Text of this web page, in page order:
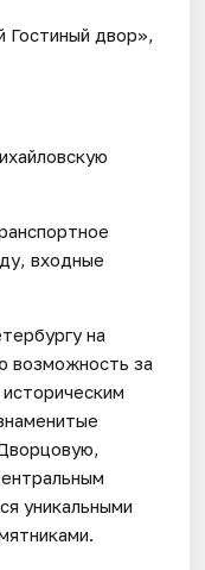
Гостиный двор»,
входные
на
возможность за
уникальными